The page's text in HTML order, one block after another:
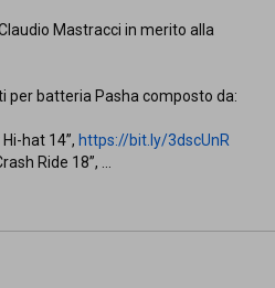
Mastracci in merito alla
per batteria Pasha composto da:
hat 14”, https://bit.ly/3dscUnR
BDH-CR19  | Bodrum Hearty Crash Ride 19” con rivetti,